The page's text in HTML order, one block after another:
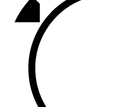
Базарлы матак
107,1 FM
Балык бистәсе
104,9 FM
Баулы